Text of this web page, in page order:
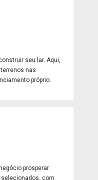
seu lar. Aqui,
nas
próprio.
prosperar.
com